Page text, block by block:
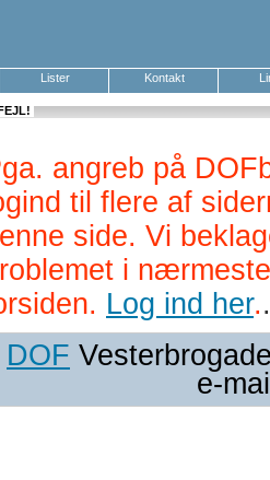
Lister Kontakt
angreb på
til flere af
side. Vi
i
Log ind her..
DOF
e-